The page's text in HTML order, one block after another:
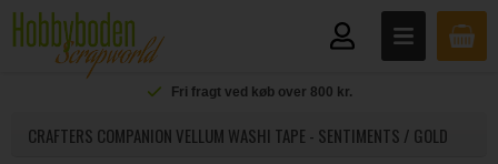
Fri fragt ved køb over 800 kr.
CRAFTERS COMPANION VELLUM WASHI TAPE - SENTIMENTS / GOLD